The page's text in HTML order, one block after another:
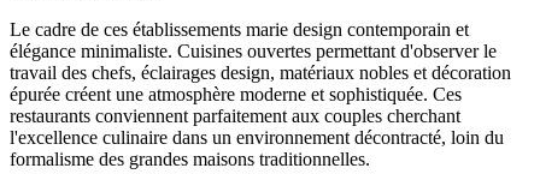
Le cadre de ces établissements marie design contemporain et
élégance minimaliste. Cuisines ouvertes permettant d'observer le
travail des chefs, éclairages design, matériaux nobles et décoration
épurée créent une atmosphère moderne et sophistiquée. Ces
restaurants conviennent parfaitement aux couples cherchant
l'excellence culinaire dans un environnement décontracté, loin du
formalisme des grandes maisons traditionnelles.